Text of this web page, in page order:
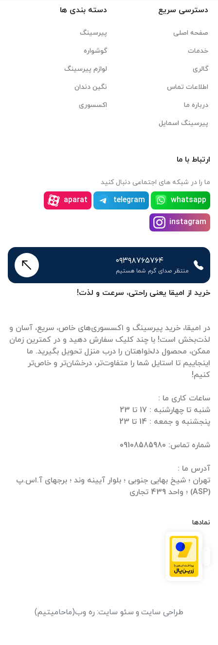
خرید از امیقا یعنی راحتی، سرعت و لذت!
در امیقا، خرید پیرسینگ و اکسسوری‌های خاص، سریع، آسان و
لذت‌بخش است! با چند کلیک سفارش دهید و در کمترین زمان
ممکن، محصول دلخواهتان را درب منزل تحویل بگیرید. ما
اینجاییم تا استایل شما را متفاوت‌تر، درخشان‌تر و خاص‌تر
تهران ؛ شیخ بهایی جنوبی ؛ بلوار آیینه وند ؛ برجهای آ.اس.پ
(ASP) ؛ واحد 439 تجاری
نمادها
دسترسی سریع
صفحه اصلی
خدمات
گالری
اطلاعات تماس
درباره ما
پیرسینگ اسمایل
دسته بندی ها
پیرسینگ
گوشواره
لوازم پیرسینگ
نگین دندان
اکسسوری
ارتباط با ما
ما را در شبکه های اجتماعی دنبال کنید
whatsapp
telegram
aparat
instagram
۰۹۳۹۸۷۶۵۷۶۴
منتظر صدای گرم شما هستیم
طراحی سایت و سئو سایت: ره وب(ماحامیتیم)